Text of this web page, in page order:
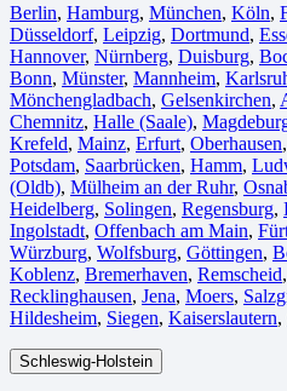
Berlin⁠, Hamburg, München, Köln⁠,
Düsseldorf, Leipzig, Dortmund,
Hannover, Nürnberg, Duisburg⁠,
Bonn⁠, Münster⁠, Mannheim,
Mönchengladbach⁠, Gelsenkirchen⁠,
Chemnitz⁠, Halle (Saale)⁠,
Krefeld⁠, Mainz⁠, Erfurt, Oberhausen⁠,
Potsdam, Saarbrücken⁠, Hamm,
(Oldb), Mülheim an der Ruhr,
Heidelberg, Solingen, Regensburg,
Ingolstadt, Offenbach am Main,
Würzburg, Wolfsburg⁠, Göttingen,
Koblenz, Bremerhaven⁠, Remscheid,
Recklinghausen, Jena⁠, Moers⁠,
Hildesheim⁠, Siegen⁠, Kaiserslautern⁠,
Schleswig-Holstein